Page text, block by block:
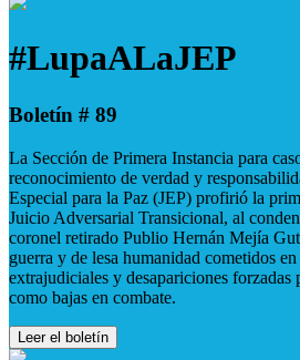
#LupaALaJEP
Boletín # 89
La Sección de Primera Instancia para
reconocimiento de verdad y
Especial para la Paz (JEP) profirió la
Juicio Adversarial Transicional, al
coronel retirado Publio Hernán Mejía
guerra y de lesa humanidad cometidos
extrajudiciales y desapariciones forzadas
como bajas en combate.
Leer el boletín